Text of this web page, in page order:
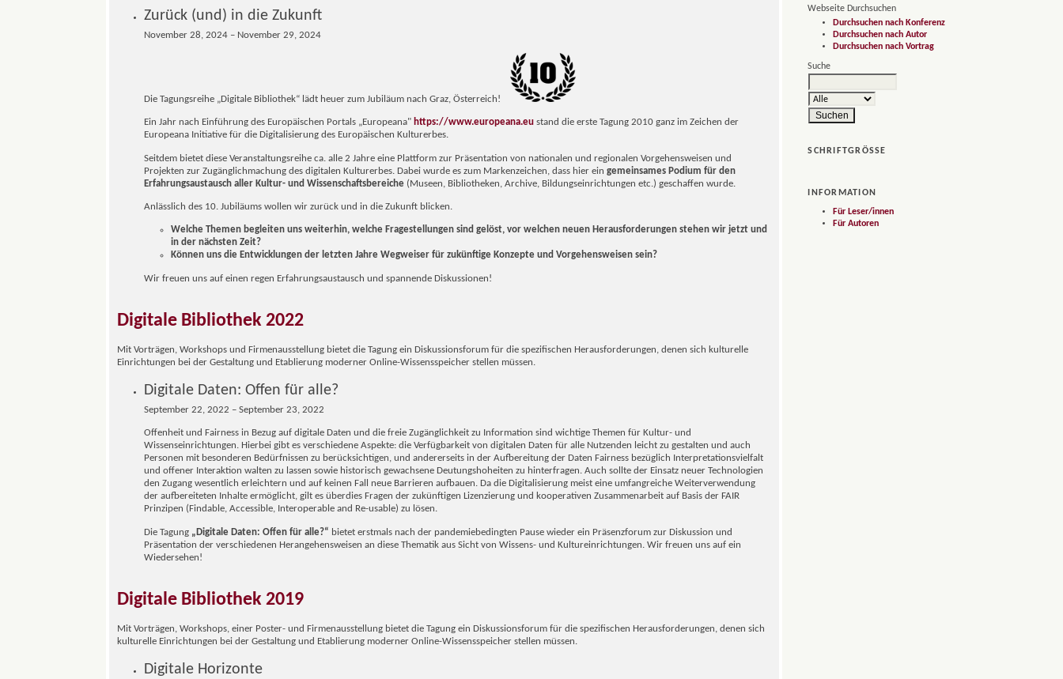
Webseite Durchsuchen
Durchsuchen nach Konferenz
Durchsuchen nach Autor
Durchsuchen nach Vortrag
Suche
SCHRIFTGRÖSSE
INFORMATION
Für Leser/innen
Für Autoren
Zurück (und) in die Zukunft
November 28, 2024 – November 29, 2024
Die Tagungsreihe „Digitale Bibliothek“ lädt heuer zum Jubiläum nach Graz, Österreich!
Ein Jahr nach Einführung des Europäischen Portals „Europeana" https://www.europeana.eu stand die erste Tagung 2010 ganz im Zeichen der
Europeana Initiative für die Digitalisierung des Europäischen Kulturerbes.
Seitdem bietet diese Veranstaltungsreihe ca. alle 2 Jahre eine Plattform zur Präsentation von nationalen und regionalen Vorgehensweisen und
Projekten zur Zugänglichmachung des digitalen Kulturerbes. Dabei wurde es zum Markenzeichen, dass hier ein gemeinsames Podium für den
Erfahrungsaustausch aller Kultur- und Wissenschaftsbereiche (Museen, Bibliotheken, Archive, Bildungseinrichtungen etc.) geschaffen wurde.
Anlässlich des 10. Jubiläums wollen wir zurück und in die Zukunft blicken.
Welche Themen begleiten uns weiterhin, welche Fragestellungen sind gelöst, vor welchen neuen Herausforderungen stehen wir jetzt und
in der nächsten Zeit?
Können uns die Entwicklungen der letzten Jahre Wegweiser für zukünftige Konzepte und Vorgehensweisen sein?
Wir freuen uns auf einen regen Erfahrungsaustausch und spannende Diskussionen!
Digitale Bibliothek 2022
Mit Vorträgen, Workshops und Firmenausstellung bietet die Tagung ein Diskussionsforum für die spezifischen Herausforderungen, denen sich kulturelle
Einrichtungen bei der Gestaltung und Etablierung moderner Online-Wissensspeicher stellen müssen.
Digitale Daten: Offen für alle?
September 22, 2022 – September 23, 2022
Offenheit und Fairness in Bezug auf digitale Daten und die freie Zugänglichkeit zu Information sind wichtige Themen für Kultur- und
Wissenseinrichtungen. Hierbei gibt es verschiedene Aspekte: die Verfügbarkeit von digitalen Daten für alle Nutzenden leicht zu gestalten und auch
Personen mit besonderen Bedürfnissen zu berücksichtigen, und andererseits in der Aufbereitung der Daten Fairness bezüglich Interpretationsvielfalt
und offener Interaktion walten zu lassen sowie historisch gewachsene Deutungshoheiten zu hinterfragen. Auch sollte der Einsatz neuer Technologien
den Zugang wesentlich erleichtern und auf keinen Fall neue Barrieren aufbauen. Da die Digitalisierung meist eine umfangreiche Weiterverwendung
der aufbereiteten Inhalte ermöglicht, gilt es überdies Fragen der zukünftigen Lizenzierung und kooperativen Zusammenarbeit auf Basis der FAIR
Prinzipen (Findable, Accessible, Interoperable and Re-usable) zu lösen.
Die Tagung „Digitale Daten: Offen für alle?“ bietet erstmals nach der pandemiebedingten Pause wieder ein Präsenzforum zur Diskussion und
Präsentation der verschiedenen Herangehensweisen an diese Thematik aus Sicht von Wissens- und Kultureinrichtungen. Wir freuen uns auf ein
Wiedersehen!
Digitale Bibliothek 2019
Mit Vorträgen, Workshops, einer Poster- und Firmenausstellung bietet die Tagung ein Diskussionsforum für die spezifischen Herausforderungen, denen sich
kulturelle Einrichtungen bei der Gestaltung und Etablierung moderner Online-Wissensspeicher stellen müssen.
Digitale Horizonte